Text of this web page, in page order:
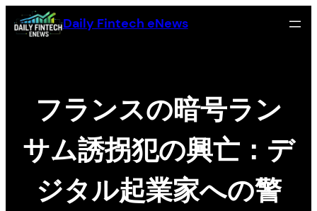
Skip
to
Daily Fintech eNews
フランスの暗号ラン
サム誘拐犯の興亡：デ
ジタル起業家への警